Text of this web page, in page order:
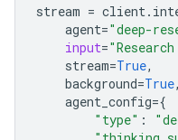
stream = client.
agent="deep-
input=
stream=True,
background=True,
agent_config={
"type" :